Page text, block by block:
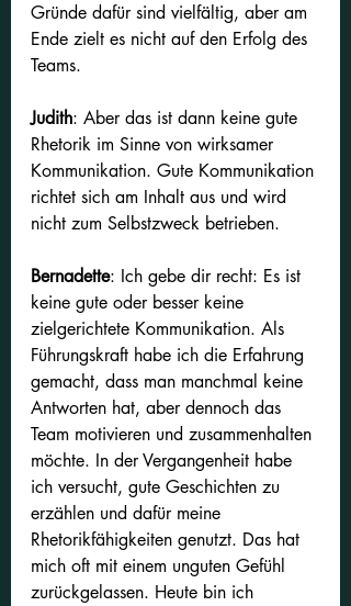
Gründe dafür sind vielfältig, aber am
Ende zielt es nicht auf den Erfolg des
Teams.
Judith: Aber das ist dann keine gute
Rhetorik im Sinne von wirksamer
Kommunikation. Gute Kommunikation
richtet sich am Inhalt aus und wird
nicht zum Selbstzweck betrieben.
Bernadette: Ich gebe dir recht: Es ist
keine gute oder besser keine
zielgerichtete Kommunikation. Als
Führungskraft habe ich die Erfahrung
gemacht, dass man manchmal keine
Antworten hat, aber dennoch das
Team motivieren und zusammenhalten
möchte. In der Vergangenheit habe
ich versucht, gute Geschichten zu
erzählen und dafür meine
Rhetorikfähigkeiten genutzt. Das hat
mich oft mit einem unguten Gefühl
zurückgelassen. Heute bin ich